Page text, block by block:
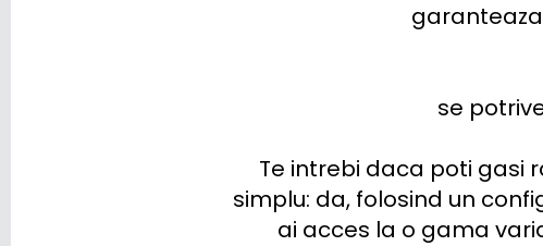
se
Te intrebi daca poti gasi
simplu: da, folosind un
ai acces la o gama